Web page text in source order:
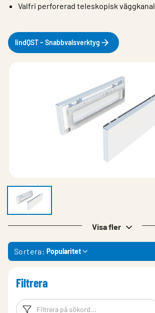
Valfri perforerad teleskopisk väggkanal
lindQST – Snabbvalsverktyg
Visa fler
Sortera: Popularitet
Filtrera
Filtreringsord